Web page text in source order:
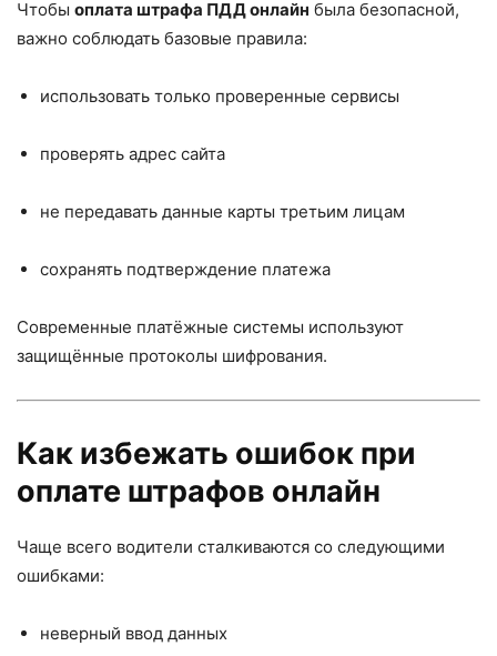
Чтобы оплата штрафа ПДД онлайн была безопасной,
важно соблюдать базовые правила:
использовать только проверенные сервисы
проверять адрес сайта
не передавать данные карты третьим лицам
сохранять подтверждение платежа
Современные платёжные системы используют
защищённые протоколы шифрования.
Как избежать ошибок при
оплате штрафов онлайн
Чаще всего водители сталкиваются со следующими
ошибками:
неверный ввод данных